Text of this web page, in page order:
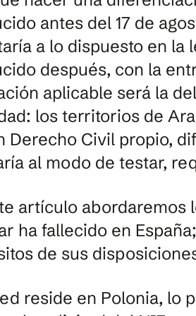
antes del 17 de
a lo dispuesto en la
después, con la
aplicable será la
los territorios de
Derecho Civil propio,
al modo de testar,
artículo abordaremos
ha fallecido en
de sus
reside en Polonia, lo